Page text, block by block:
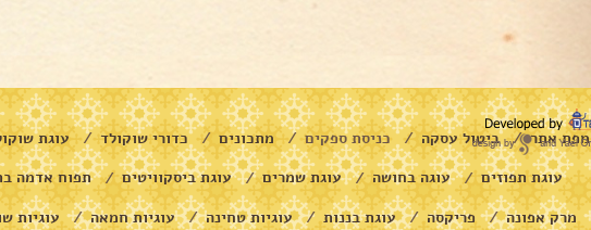
מפת אתר / ביטול עסקה / כניסת ספקים / מתכונים / כדורי שוקולד / עוגת
עוגת תפוזים / עוגה בחושה / עוגת שמרים / עוגת ביסקוויטים / תפוח אדמה
מרק אפונה / פריקסה / עוגת בננות / עוגיות טחינה / עוגיות חמאה / עוגיות